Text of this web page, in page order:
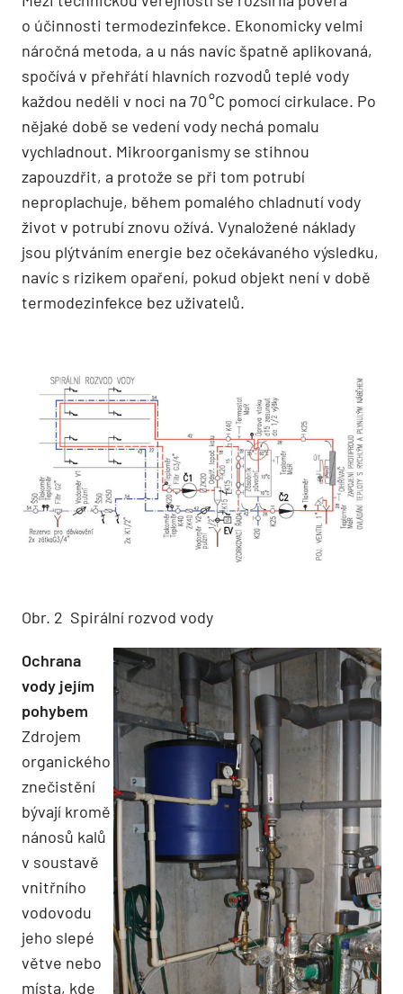
o účinnosti termodezinfekce. Ekonomicky velmi
náročná metoda, a u nás navíc špatně aplikovaná,
spočívá v přehřátí hlavních rozvodů teplé vody
každou neděli v noci na 70 °C pomocí cirkulace. Po
nějaké době se vedení vody nechá pomalu
vychladnout. Mikroorganismy se stihnou
zapouzdřit, a protože se při tom potrubí
neproplachuje, během pomalého chladnutí vody
život v potrubí znovu ožívá. Vynaložené náklady
jsou plýtváním energie bez očekávaného výsledku,
navíc s rizikem opaření, pokud objekt není v době
termodezinfekce bez uživatelů.
Obr. 2 Spirální rozvod vody
Ochrana
vody jejím
pohybem
Zdrojem
organického
znečistění
bývají kromě
nánosů kalů
v soustavě
vnitřního
vodovodu
jeho slepé
větve nebo
místa, kde